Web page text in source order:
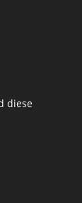
diese